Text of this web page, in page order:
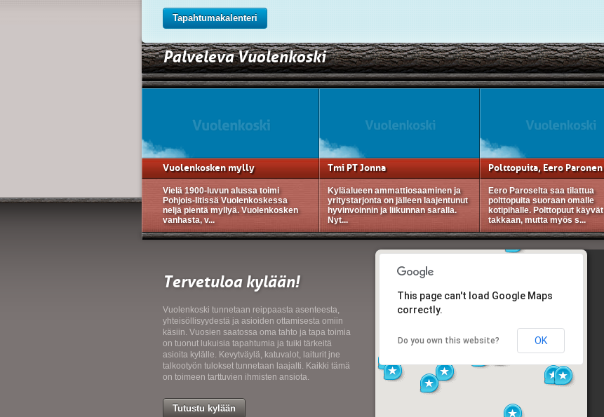
Tapahtumakalenteri
Palveleva Vuolenkoski
Vuolenkosken mylly
Vielä 1900-luvun alussa toimi
Pohjois-Iitissä Vuolenkoskessa
neljä pientä myllyä. Vuolenkosken
vanhasta, v...
Tmi PT Jonna
Kyläalueen ammattiosaaminen ja
yritystarjonta on jälleen laajentunut
hyvinvoinnin ja liikunnan saralla.
Nyt...
Polttopuita, Eero Paronen
Eero Paroselta saa tilattua
polttopuita suoraan omalle
kotipihalle. Polttopuut käyvät
takkaan, mutta myös s...
Tervetuloa kylään!
Vuolenkoski tunnetaan reippaasta asenteesta,
yhteisöllisyydestä ja asioiden ottamisesta omiin
käsiin. Vuosien saatossa oma tahto ja tapa toimia
on tuonut lukuisia tapahtumia ja tuiki tärkeitä
asioita kylälle. Kevytväylä, katuvalot, laiturit jne
talkootyön tulokset tunnetaan laajalti. Kaikki tämä
on toimeen tarttuvien ihmisten ansiota.
Tutustu kylään
This page can't load Google Maps
correctly.
Do you own this website? OK